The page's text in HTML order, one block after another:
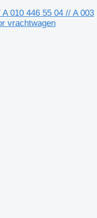
010 446 55 04 // A 003
vrachtwagen